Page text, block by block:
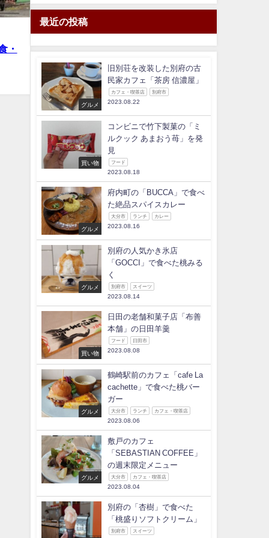
・
最近の投稿
グルメ
旧別荘を改装した別府の古
民家カフェ「茶房 信濃屋」
カフェ・喫茶店 別府市
2023.08.22
買い物
コンビニで竹下製菓の「ミ
ルクック あまおう苺」を発
見
フード
2023.08.18
グルメ
府内町の「BUCCA」で食べ
た絶品スパイスカレー
大分市 ランチ カレー
2023.08.16
グルメ
別府の人気かき氷店
「GOCCI」で食べた桃みる
く
別府市 スイーツ
2023.08.14
買い物
日田の老舗和菓子店「布善
本舗」の日田羊羹
フード 日田市
2023.08.08
グルメ
鶴崎駅前のカフェ「cafe La
cachette」で食べた桃バー
ガー
大分市 ランチ カフェ・喫茶店
2023.08.06
グルメ
敷戸のカフェ
「SEBASTIAN COFFEE」
の週末限定メニュー
大分市 カフェ・喫茶店
2023.08.04
別府の「杏樹」で食べた
「桃盛りソフトクリーム」
別府市 スイーツ